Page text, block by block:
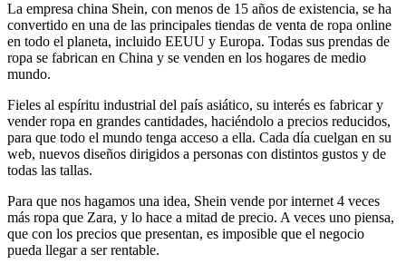
La empresa china Shein, con menos de 15 años de existencia, se ha
convertido en una de las principales tiendas de venta de ropa online
en todo el planeta, incluido EEUU y Europa. Todas sus prendas de
ropa se fabrican en China y se venden en los hogares de medio
mundo.
Fieles al espíritu industrial del país asiático, su interés es fabricar y
vender ropa en grandes cantidades, haciéndolo a precios reducidos,
para que todo el mundo tenga acceso a ella. Cada día cuelgan en su
web, nuevos diseños dirigidos a personas con distintos gustos y de
todas las tallas.
Para que nos hagamos una idea, Shein vende por internet 4 veces
más ropa que Zara, y lo hace a mitad de precio. A veces uno piensa,
que con los precios que presentan, es imposible que el negocio
pueda llegar a ser rentable.